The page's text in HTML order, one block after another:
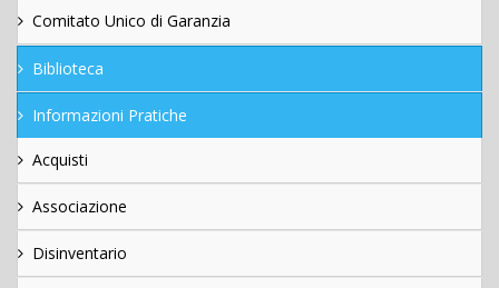
Comitato Unico di Garanzia
Biblioteca
Informazioni Pratiche
Acquisti
Associazione
Disinventario